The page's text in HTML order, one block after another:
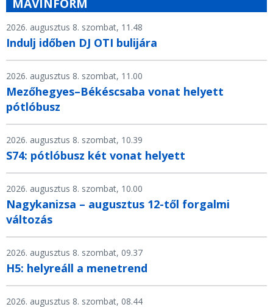
2026. augusztus 8. szombat, 11.48
Indulj időben DJ OTI bulijára
2026. augusztus 8. szombat, 11.00
Mezőhegyes–Békéscsaba vonat helyett
pótlóbusz
2026. augusztus 8. szombat, 10.39
S74: pótlóbusz két vonat helyett
2026. augusztus 8. szombat, 10.00
Nagykanizsa – augusztus 12-től forgalmi
változás
2026. augusztus 8. szombat, 09.37
H5: helyreáll a menetrend
2026. augusztus 8. szombat, 08.44